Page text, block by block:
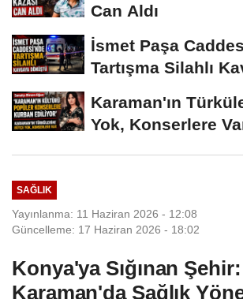
Can Aldı
İsmet Paşa
Tartışma Silahlı
Karaman'ın
Yok, Konserlere
SAĞLIK
Yayınlanma: 11 Haziran 2026 - 12:08
Güncelleme: 17 Haziran 2026 - 18:02
Konya'ya Sığınan Şehir:
Karaman'da Sağlık